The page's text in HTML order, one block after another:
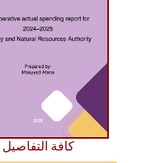
كافة التفاصيل